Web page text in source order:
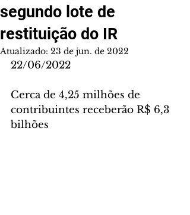
segundo lote de
restituição do IR
Atualizado: 23 de jun. de 2022
22/06/2022
Cerca de 4,25 milhões de
contribuintes receberão R$ 6,3
bilhões